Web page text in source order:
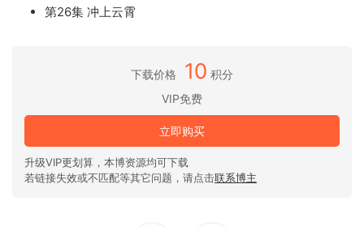
第26集 冲上云霄
下载价格 10 积分
VIP免费
立即购买
升级VIP更划算，本博资源均可下载
若链接失效或不匹配等其它问题，请点击联系博主